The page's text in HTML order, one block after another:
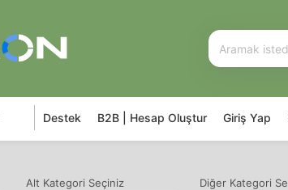
Destek B2B | Hesap Oluştur Giriş Yap
Alt Kategori Seçiniz Diğer Kategori